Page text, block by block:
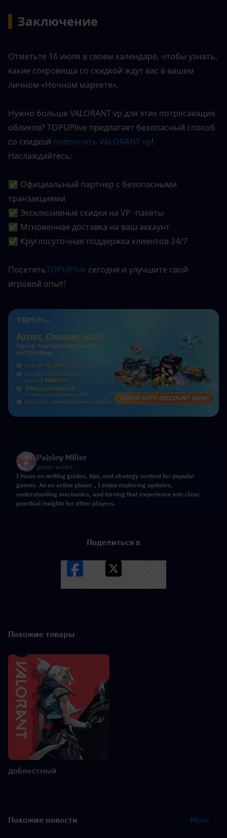
Заключение
Отметьте 16 июля в своем календаре, чтобы узнать,
какие сокровища со скидкой ждут вас в вашем
личном «Ночном маркете».
Нужно больше VALORANT vp для этих потрясающих
обликов? TOPUPlive предлагает безопасный способ
со скидкой пополнить VALORANT vp!
Наслаждайтесь:
✅ Официальный партнер с безопасными
транзакциями
✅ Эксклюзивные скидки на VP -пакеты
✅ Мгновенная доставка на ваш аккаунт
✅ Круглосуточная поддержка клиентов 24/7
ПосетитьTOPUPlive сегодня и улучшите свой
игровой опыт!
Paisley Miller
game writer
I focus on writing guides, tips, and strategy content for popular
games. As an active player , I enjoy exploring updates,
understanding mechanics, and turning that experience into clear,
practical insights for other players.
Поделиться в
Похожие товары
доблестный
Похожие новости More